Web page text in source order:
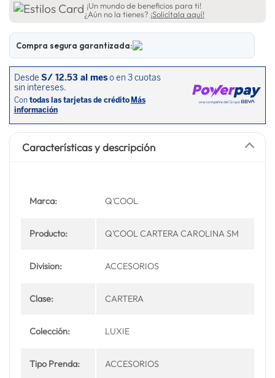
¡Un mundo de beneficios para ti!
¿Aún no la tienes? ¡Solicítala aquí!
Compra segura garantizada:
Características y descripción
Marca: Q'COOL
Producto: Q'COOL CARTERA CAROLINA SM
Division: ACCESORIOS
Clase: CARTERA
Colección: LUXIE
Tipo Prenda: ACCESORIOS